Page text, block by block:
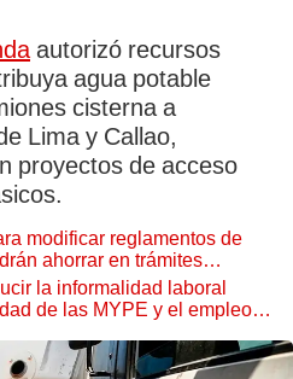
autorizó recursos
agua potable
cisterna a
Lima y Callao,
proyectos de acceso
modificar reglamentos de
ahorrar en trámites
la informalidad laboral
de las MYPE y el empleo